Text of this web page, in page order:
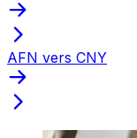
AFN vers CNY